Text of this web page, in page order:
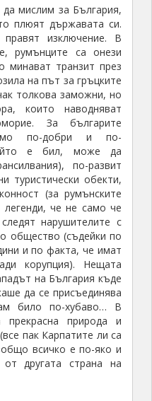
мислим за България,
плюят държавата си.
изключение. В
румънците са онези
минават транзит през
на път за гръцките
толкова заможни, но
които наводняват
За българите
по-добри и по-
е бил, може да
по-развит
туристически обекти,
(за румънските
че не само че
нарушителите с
общество (съдейки по
и по факта, че имат
корупция). Нещата
на България къде
да се присъединява
било по-хубаво… В
природа и
пак Карпатите ли са
всичко е по-яко и
от другата страна на